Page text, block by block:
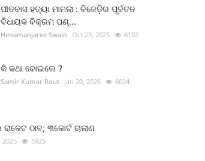
ପୀତବାସ ହତ୍ୟା ମାମଲା : ବିଜେଡ଼ିର ପୂର୍ବତନ
ବିଧାୟକ ବିକ୍ରମ ପଣ୍...
Henamanjaree Swain Oct 23, 2025 6102
କି କଥା ବୋଇଲେ ?
Samir Kumar Rout Jan 20, 2026 6024
ଠାବ; ୩କୋର୍ଟ ଚାଲାଣ
2025 5925